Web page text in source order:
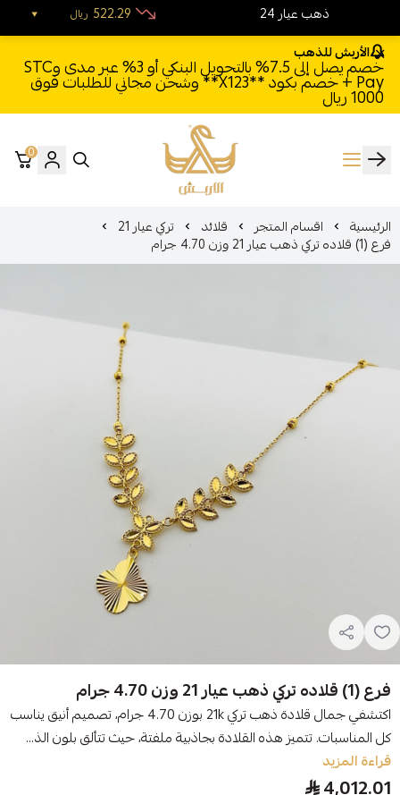
الأربش للذهب
خصم يصل إلى 7.5% بالتحويل البنكي أو 3% عبر مدى وSTC
Pay + خصم بكود **X123** وشحن مجاني للطلبات فوق
1000 ريال
الأربش للذهب
0
الرئيسية اقسام المتجر قلائد تركي عيار 21
فرع (1) قلاده تركي ذهب عيار 21 وزن 4.70 جرام
فرع (1) قلاده تركي ذهب عيار 21 وزن 4.70 جرام
اكتشفي جمال قلادة ذهب تركي 21k بوزن 4.70 جرام، تصميم أنيق يناسب
كل المناسبات. تتميز هذه القلادة بجاذبية ملفتة، حيث تتألق بلون الذ...
قراءة المزيد
4,012.01
24 ذهب عيار ريال 522.29